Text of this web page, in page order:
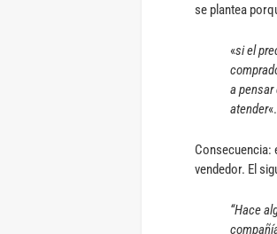
se plantea
«si el
a pensar
atender«.
Consecuencia:
vendedor. El
“Hace